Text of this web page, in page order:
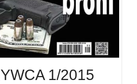
1/2015